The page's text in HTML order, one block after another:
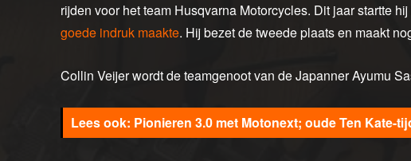
rijden voor het team Husqvarna Motorcycles. Dit jaar startte
goede indruk maakte. Hij bezet de tweede plaats en maakt
Collin Veijer wordt de teamgenoot van de Japanner Ayumu
Pionieren 3.0 met Motonext; oude Ten Kate-